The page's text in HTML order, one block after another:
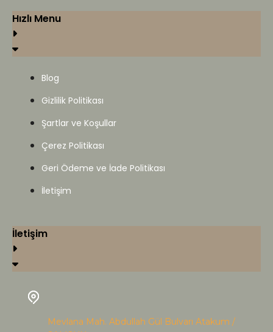
Hızlı Menu
Blog
Gizlilik Politikası
Şartlar ve Koşullar
Çerez Politikası
Geri Ödeme ve İade Politikası
İletişim
İletişim
Mevlana Mah. Abdullah Gül Bulvarı Atakum /